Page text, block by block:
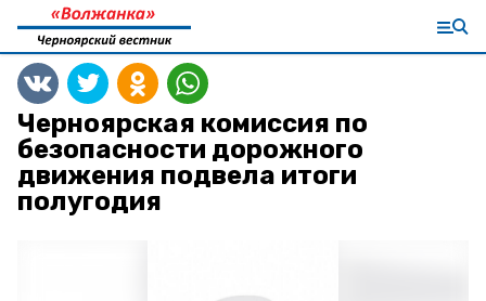
Черноярская комиссия по
безопасности дорожного
движения подвела итоги
полугодия